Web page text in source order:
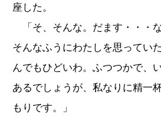
座した。
「そ、そんな。だます・・・
そんなふうにわたしを思ってい
んでもひどいわ。ふつつかで、
あるでしょうが、私なりに精一
もりです。」